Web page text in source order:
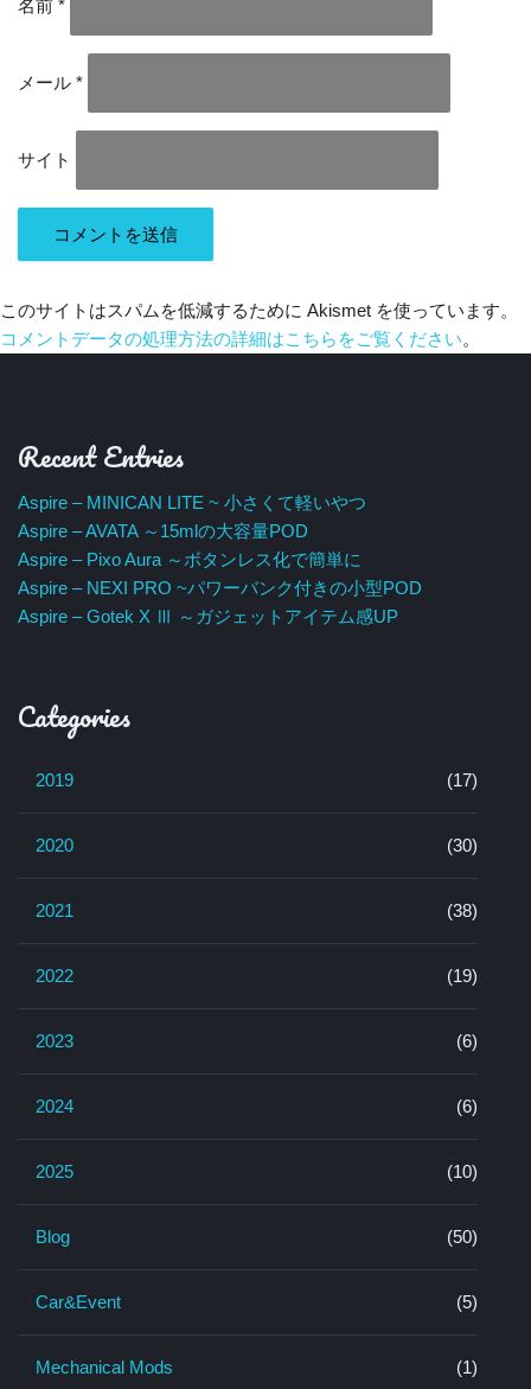
名前 *
メール *
サイト
このサイトはスパムを低減するために Akismet を使っています。
コメントデータの処理方法の詳細はこちらをご覧ください。
Recent Entries
Aspire – MINICAN LITE ~ 小さくて軽いやつ
Aspire – AVATA ～15mlの大容量POD
Aspire – Pixo Aura ～ボタンレス化で簡単に
Aspire – NEXI PRO ~パワーバンク付きの小型POD
Aspire – Gotek X Ⅲ ～ガジェットアイテム感UP
Categories
2019 (17)
2020 (30)
2021 (38)
2022 (19)
2023 (6)
2024 (6)
2025 (10)
Blog (50)
Car&Event (5)
Mechanical Mods (1)